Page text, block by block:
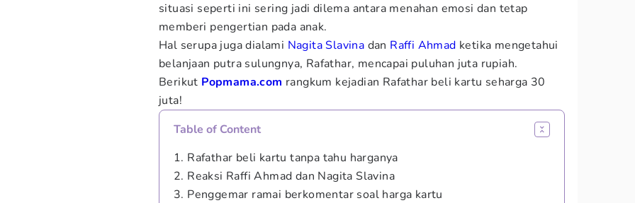
situasi seperti ini sering jadi dilema antara menahan emosi dan tetap
memberi pengertian pada anak.
Hal serupa juga dialami Nagita Slavina dan Raffi Ahmad ketika mengetahui
belanjaan putra sulungnya, Rafathar, mencapai puluhan juta rupiah.
Berikut Popmama.com rangkum kejadian Rafathar beli kartu seharga 30
juta!
Table of Content
1. Rafathar beli kartu tanpa tahu harganya
2. Reaksi Raffi Ahmad dan Nagita Slavina
3. Penggemar ramai berkomentar soal harga kartu